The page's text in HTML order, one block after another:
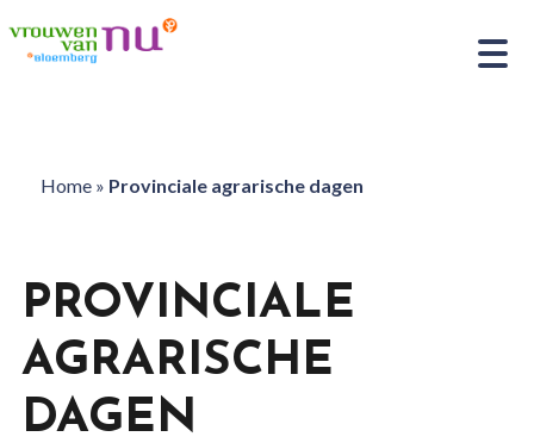
Home» Provinciale agrarische dagen
PROVINCIALE
AGRARISCHE
DAGEN